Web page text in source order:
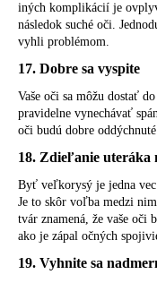
iných komplikácií je
následok suché oči.
vyhli problémom.
17. Dobre sa vyspite
Vaše oči sa môžu dostať
pravidelne vynechávať
oči budú dobre
18. Zdieľanie uteráka
Byť veľkorysý je jedna
Je to skôr voľba medzi
tvár znamená, že vaše oči
ako je zápal očných
19. Vyhnite sa